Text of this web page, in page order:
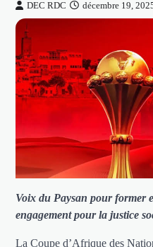
DEC RDC décembre 19,
Voix du Paysan pour former
engagement pour la justice
La Coupe d’Afrique des